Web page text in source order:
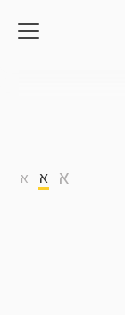
א א א